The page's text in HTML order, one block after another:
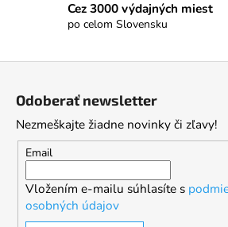
Cez 3000 výdajných miest
po celom Slovensku
Odoberať newsletter
Nezmeškajte žiadne novinky či zľavy!
Email
Vložením e-mailu súhlasíte s
osobných údajov